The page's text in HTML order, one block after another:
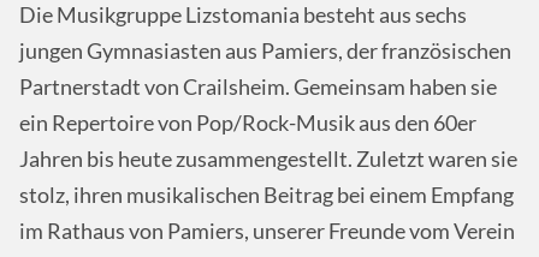
Die Musikgruppe Lizstomania besteht aus sechs
jungen Gymnasiasten aus Pamiers, der französischen
Partnerstadt von Crailsheim. Gemeinsam haben sie
ein Repertoire von Pop/Rock-Musik aus den 60er
Jahren bis heute zusammengestellt. Zuletzt waren sie
stolz, ihren musikalischen Beitrag bei einem Empfang
im Rathaus von Pamiers, unserer Freunde vom Verein